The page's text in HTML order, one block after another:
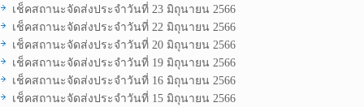
เช็คสถานะจัดส่งประจำวันที่ 23 มิถุนายน 2566
เช็คสถานะจัดส่งประจำวันที่ 22 มิถุนายน 2566
เช็คสถานะจัดส่งประจำวันที่ 20 มิถุนายน 2566
เช็คสถานะจัดส่งประจำวันที่ 19 มิถุนายน 2566
เช็คสถานะจัดส่งประจำวันที่ 16 มิถุนายน 2566
เช็คสถานะจัดส่งประจำวันที่ 15 มิถุนายน 2566